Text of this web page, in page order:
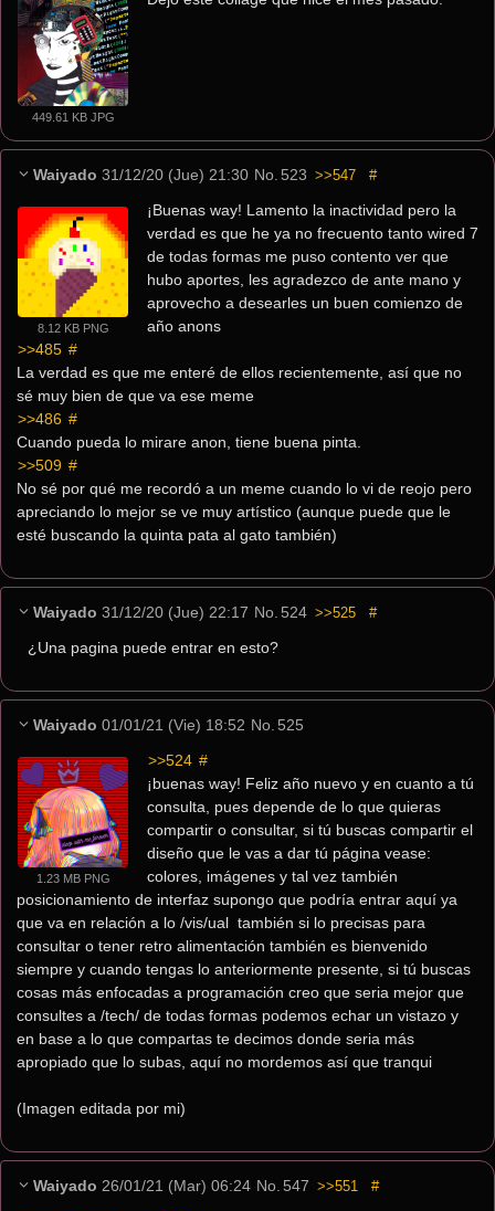
449.61 KB JPG
Waiyado 31/12/20 (Jue) 21:30 No. 523 >>547 #
8.12 KB PNG
¡Buenas way! Lamento la inactividad pero la
verdad es que he ya no frecuento tanto wired 7
de todas formas me puso contento ver que
hubo aportes, les agradezco de ante mano y
aprovecho a desearles un buen comienzo de
año anons
>>485 #
La verdad es que me enteré de ellos recientemente, así que no
sé muy bien de que va ese meme
>>486 #
Cuando pueda lo mirare anon, tiene buena pinta.
>>509 #
No sé por qué me recordó a un meme cuando lo vi de reojo pero
apreciando lo mejor se ve muy artístico (aunque puede que le
esté buscando la quinta pata al gato también)
Waiyado 31/12/20 (Jue) 22:17 No. 524 >>525 #
¿Una pagina puede entrar en esto?
Waiyado 01/01/21 (Vie) 18:52 No. 525
1.23 MB PNG
>>524 #
¡buenas way! Feliz año nuevo y en cuanto a tú
consulta, pues depende de lo que quieras
compartir o consultar, si tú buscas compartir el
diseño que le vas a dar tú página vease:
colores, imágenes y tal vez también
posicionamiento de interfaz supongo que podría entrar aquí ya
que va en relación a lo /vis/ual  también si lo precisas para
consultar o tener retro alimentación también es bienvenido
siempre y cuando tengas lo anteriormente presente, si tú buscas
cosas más enfocadas a programación creo que seria mejor que
consultes a /tech/ de todas formas podemos echar un vistazo y
en base a lo que compartas te decimos donde seria más
apropiado que lo subas, aquí no mordemos así que tranqui
(Imagen editada por mi)
Waiyado 26/01/21 (Mar) 06:24 No. 547 >>551 #